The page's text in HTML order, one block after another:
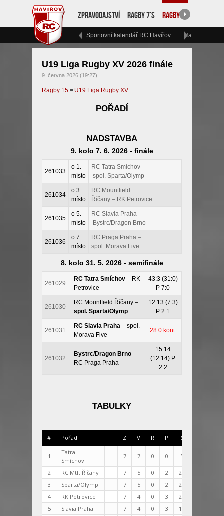
Zpravodajství Ragby 7’s Ragby 15
Sportovní kalendář RC Havířov Ragbyový
U19 Liga Rugby XV 2026 finále
9. června 2026 (19:27)
Ragby 15 ◾ U19 Liga Rugby XV
POŘADÍ
NADSTAVBA
9. kolo 7. 6. 2026 - finále
261033
o 1.
místo
RC Tatra Smíchov –
spol. Sparta/Olymp
261034
o 3.
místo
RC Mountfield
Říčany – RK Petrovice
261035
o 5.
místo
RC Slavia Praha –
Bystrc/Dragon Brno
261036
o 7.
místo
RC Praga Praha –
spol. Morava Five
8. kolo 31. 5. 2026 - semifinále
261029
RC Tatra Smíchov – RK
Petrovice
43:3 (31:0)
P 7:0
261030
RC Mountfield Říčany –
spol. Sparta/Olymp
12:13 (7:3)
P 2:1
261031
RC Slavia Praha – spol.
Morava Five
28:0 kont.
261032
Bystrc/Dragon Brno –
RC Praga Praha
15:14
(12:14) P
2:2
TABULKY
# Pořadí Z V R P Skóre
1
Tatra
Smíchov
7 7 0 0 506.48
2 RC Mtf. Říčany 7 5 0 2 221:139
3
Sparta/Olymp 7 5 0 2 218:119
4
RK Petrovice 7 4 0 3 224:100
5
Slavia Praha 7 4 0 3 194:219